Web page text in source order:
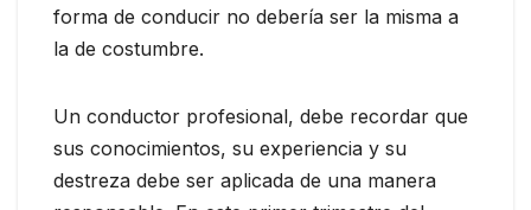
forma de conducir no debería ser la misma a
la de costumbre.
Un conductor profesional, debe recordar que
sus conocimientos, su experiencia y su
destreza debe ser aplicada de una manera